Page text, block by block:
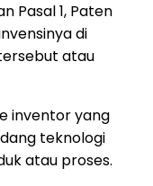
Pasal 1, Paten
di
atau
inventor yang
teknologi
atau proses.